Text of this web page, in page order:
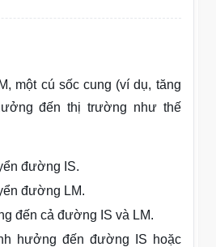
một cú sốc cung (ví dụ, tăng
đến thị trường như thế
đường IS.
đường LM.
đến cả đường IS và LM.
hưởng đến đường IS hoặc